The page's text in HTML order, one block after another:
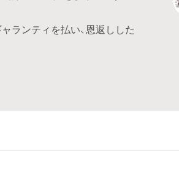
ランティを払い、恩返しした